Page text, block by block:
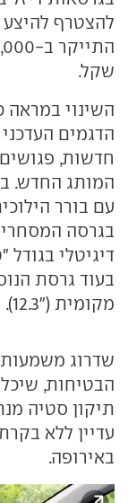
להצטרף
שקל.
השינוי
הדגמים
חדשות,
המותג החדש.
עם בורר
מקומית ("12.3).
שדרוג
הבטיחות,
תיקון סטיה
עדיין ללא
באירופה.